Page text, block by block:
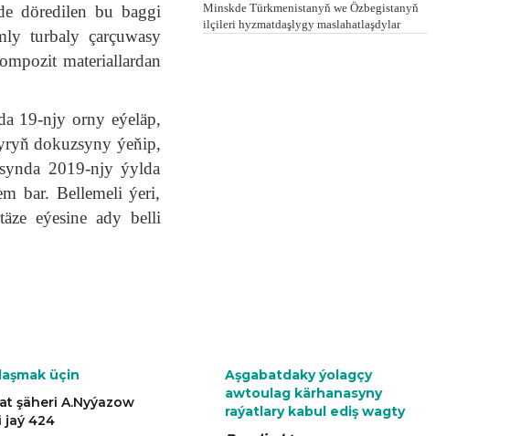
döredilen bu baggi
turbaly çarçuwasy
materiallardan
19-njy orny eýeläp,
dokuzsyny ýeňip,
2019-njy ýylda
bar. Bellemeli ýeri,
eýesine ady belli
Minskde Türkmenistanyň we Özbegistanyň
ilçileri hyzmatdaşlygy maslahatlaşdylar
üçin
şäheri A.Nyýazow
jaý 424
Aşgabatdaky ýolagçy
awtoulag kärhanasyny
raýatlary kabul ediş wagty